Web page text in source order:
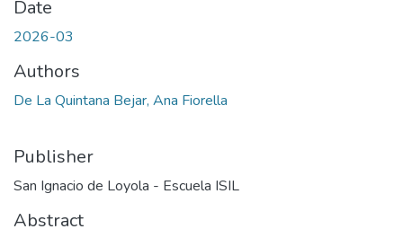
Date
2026-03
Authors
De La Quintana Bejar, Ana Fiorella
Publisher
San Ignacio de Loyola - Escuela ISIL
Abstract